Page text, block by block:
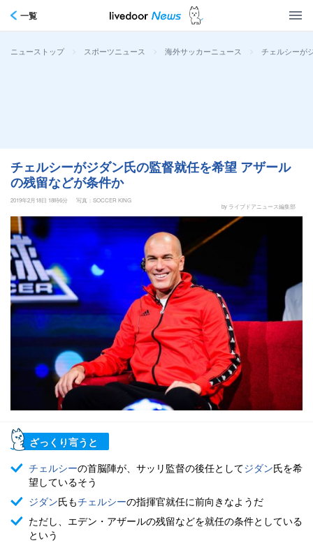
一覧
ニューストップ > スポーツニュース > 海外サッカーニュース > チェルシーが
チェルシーがジダン氏の監督就任を希望 アザール
の残留などが条件か
2019年2月18日 18時6分
写真：SOCCER KING
by ライブドアニュース編集部
ざっくり言うと
チェルシーの首脳陣が、サッリ監督の後任としてジダン氏を希
望しているそう
ジダン氏もチェルシーの指揮官就任に前向きなようだ
ただし、エデン・アザールの残留などを就任の条件としている
という